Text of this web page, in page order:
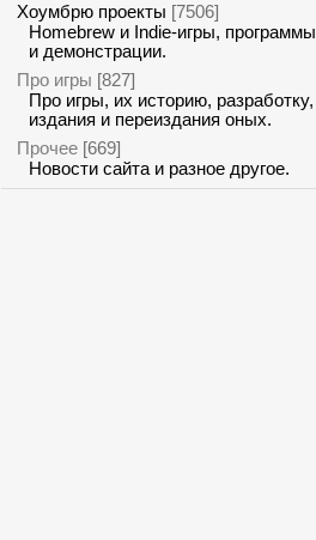
Хоумбрю проекты [7506]
Homebrew и Indie-игры, программы
и демонстрации.
Про игры [827]
Про игры, их историю, разработку,
издания и переиздания оных.
Прочее [669]
Новости сайта и разное другое.